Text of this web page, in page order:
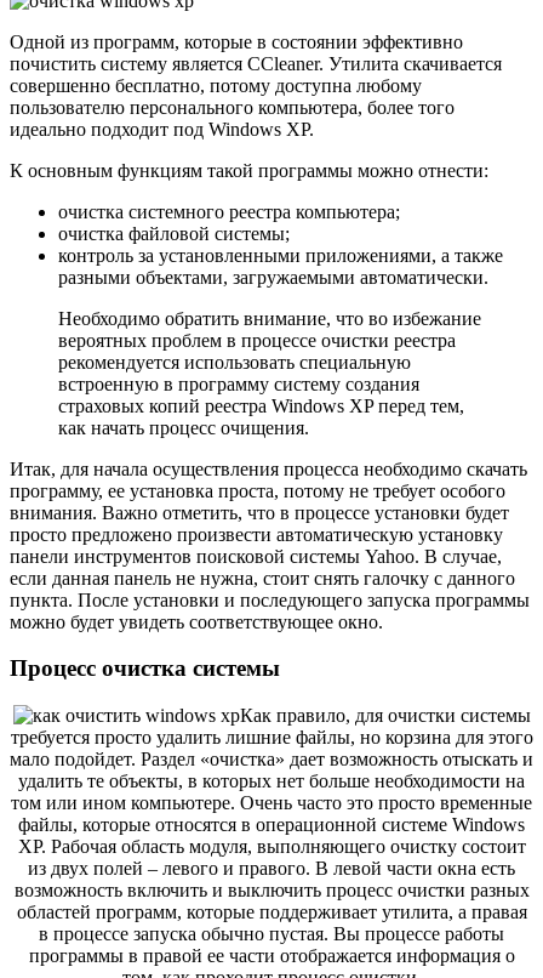
Одной из программ, которые в состоянии эффективно
почистить систему является CCleaner. Утилита скачивается
совершенно бесплатно, потому доступна любому
пользователю персонального компьютера, более того
идеально подходит под Windows XP.
К основным функциям такой программы можно отнести:
очистка системного реестра компьютера;
очистка файловой системы;
контроль за установленными приложениями, а также
разными объектами, загружаемыми автоматически.
Необходимо обратить внимание, что во избежание
вероятных проблем в процессе очистки реестра
рекомендуется использовать специальную
встроенную в программу систему создания
страховых копий реестра Windows XP перед тем,
как начать процесс очищения.
Итак, для начала осуществления процесса необходимо скачать
программу, ее установка проста, потому не требует особого
внимания. Важно отметить, что в процессе установки будет
просто предложено произвести автоматическую установку
панели инструментов поисковой системы Yahoo. В случае,
если данная панель не нужна, стоит снять галочку с данного
пункта. После установки и последующего запуска программы
можно будет увидеть соответствующее окно.
Процесс очистка системы
Как правило, для очистки системы
требуется просто удалить лишние файлы, но корзина для этого
мало подойдет. Раздел «очистка» дает возможность отыскать и
удалить те объекты, в которых нет больше необходимости на
том или ином компьютере. Очень часто это просто временные
файлы, которые относятся в операционной системе Windows
XP. Рабочая область модуля, выполняющего очистку состоит
из двух полей – левого и правого. В левой части окна есть
возможность включить и выключить процесс очистки разных
областей программ, которые поддерживает утилита, а правая
в процессе запуска обычно пустая. Вы процессе работы
программы в правой ее части отображается информация о